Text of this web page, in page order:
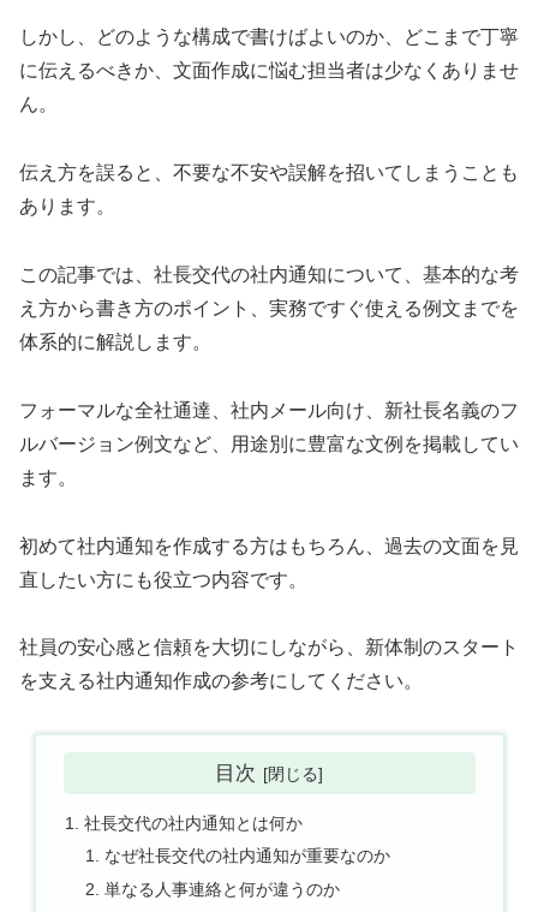
しかし、どのような構成で書けばよいのか、どこまで丁寧
に伝えるべきか、文面作成に悩む担当者は少なくありませ
ん。
伝え方を誤ると、不要な不安や誤解を招いてしまうことも
あります。
この記事では、社長交代の社内通知について、基本的な考
え方から書き方のポイント、実務ですぐ使える例文までを
体系的に解説します。
フォーマルな全社通達、社内メール向け、新社長名義のフ
ルバージョン例文など、用途別に豊富な文例を掲載してい
ます。
初めて社内通知を作成する方はもちろん、過去の文面を見
直したい方にも役立つ内容です。
社員の安心感と信頼を大切にしながら、新体制のスタート
を支える社内通知作成の参考にしてください。
目次
社長交代の社内通知とは何か
なぜ社長交代の社内通知が重要なのか
単なる人事連絡と何が違うのか